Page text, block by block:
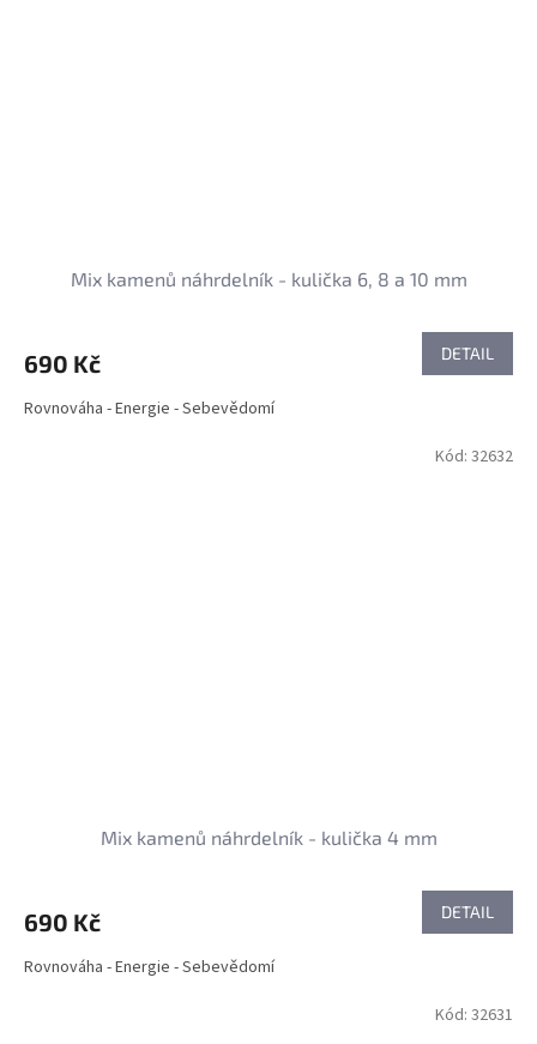
Mix kamenů náhrdelník - kulička 6, 8 a 10 mm
690 Kč DETAIL
Rovnováha - Energie - Sebevědomí
Mix kamenů náhrdelník - kulička 4 mm
690 Kč DETAIL
Rovnováha - Energie - Sebevědomí
Kód: 32632
Kód: 32631